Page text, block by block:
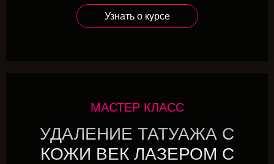
Узнать о курсе
МАСТЕР КЛАСС
УДАЛЕНИЕ ТАТУАЖА С
КОЖИ ВЕК ЛАЗЕРОМ С